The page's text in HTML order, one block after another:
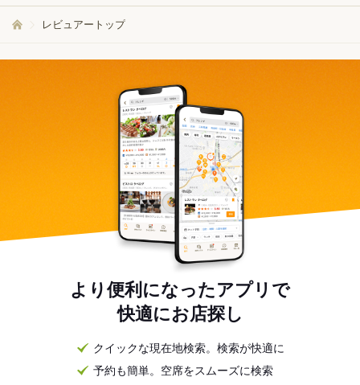
レビュアートップ
より便利になったアプリで
快適にお店探し
クイックな現在地検索。検索が快適に
予約も簡単。空席をスムーズに検索